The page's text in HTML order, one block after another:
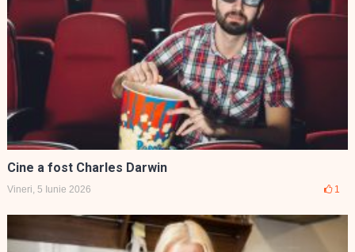
Cine a fost Charles Darwin
Vineri, 5 Iunie 2026 1